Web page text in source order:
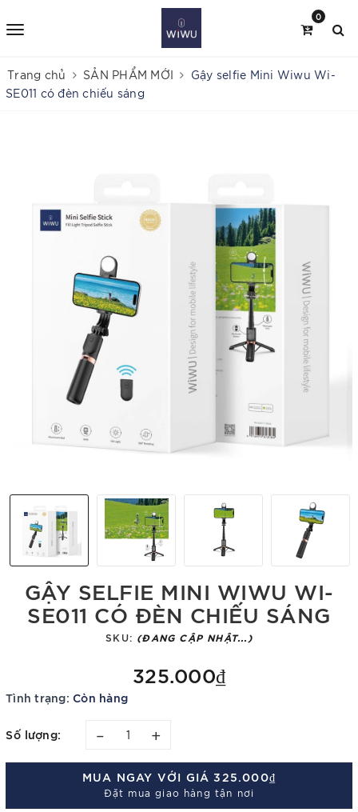
0
Trang chủ SẢN PHẨM MỚI
Gậy selfie Mini Wiwu Wi-
SE011 có đèn chiếu sáng
GẬY SELFIE MINI WIWU WI-
SE011 CÓ ĐÈN CHIẾU SÁNG
SKU: (ĐANG CẬP NHẬT...)
325.000₫
Tình trạng: Còn hàng
Số lượng: – +
MUA NGAY VỚI GIÁ325.000₫
Đặt mua giao hàng tận nơi